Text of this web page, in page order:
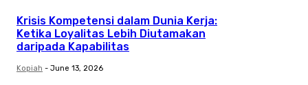
Krisis Kompetensi dalam Dunia Kerja:
Ketika Loyalitas Lebih Diutamakan
daripada Kapabilitas
Kopiah - June 13, 2026